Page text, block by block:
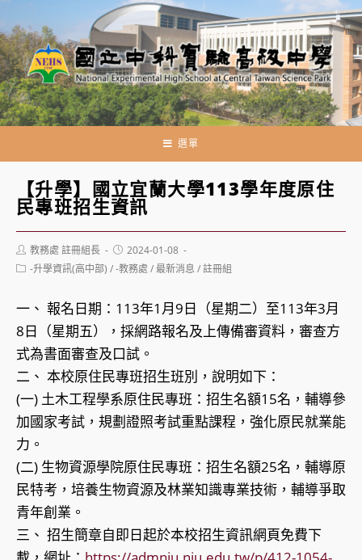
轉
至
主
要
內
選單
【升學】國立宜蘭大學113學年度原住
民專班招生資訊
Post
author:
教務處 註冊組長
Post
published:
2024-01-08
Post-升學資訊(高中部) /-教務處 /最新消息 /註冊組
一、 報名日期：113年1月9日（星期二）至113年3月
8日（星期五），採網路報名及上傳備審資料，審查方
式為書面審查及口試。
二、 本校原住民專班招生班別，說明如下：
(一) 土木工程學系原住民專班：招生名額15名，輔導參
加國家考試，規劃證照考試重點課程，強化原民就業能
力。
(二) 生物資源學院原住民專班：招生名額25名，輔導原
民特考，培養生物資源及林業知識專業技術，輔導爭取
青年創業。
三、 招生簡章自即日起於本校招生資訊網頁免費下